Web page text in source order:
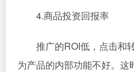
4.商品投资回报率
推广的ROI低，点击和
为产品的内部功能不好。这